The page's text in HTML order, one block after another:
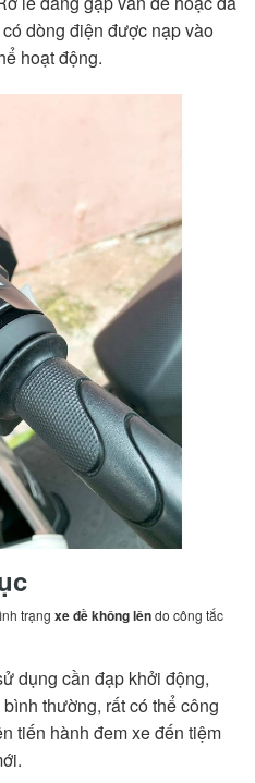
dòng điện được nạp vào
hoạt động.
trạng xe đề không lêndo công tắc
dụng cần đạp khởi động,
thường, rất có thể công
tiến hành đem xe đến tiệm